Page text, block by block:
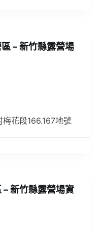
– 新竹縣露營場
花段166.167地號
新竹縣露營場資